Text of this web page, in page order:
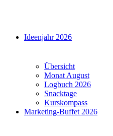
Menü Ideenjahr 2026
Übersicht
Monat August
Logbuch 2026
Snacktage
Kurskompass
Marketing-Buffet 2026